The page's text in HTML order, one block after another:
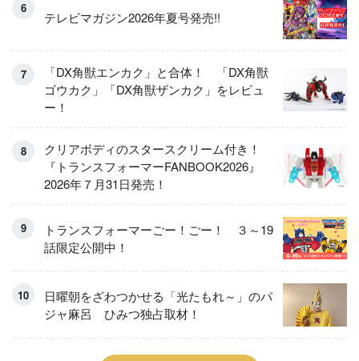
テレビマガジン2026年夏号発売!!
「DX角獣エンカク」と合体！ 「DX角獣
ゴウカク」「DX角獣ザンカク」をレビュ
ー！
クリアボディのスタースクリーム付き！
『トランスフォーマーFANBOOK2026』
2026年７月31日発売！
トランスフォーマーごー！ごー！ ３～19
話限定公開中！
日曜朝をざわつかせる「光たもれ～」のパ
ジャ麻呂 ひみつ独占取材！